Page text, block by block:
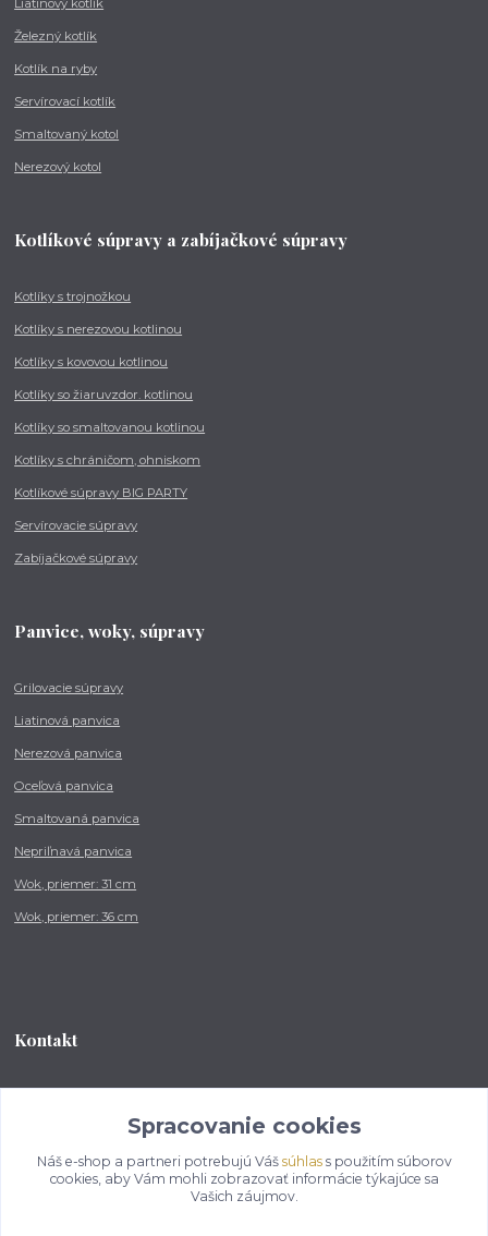
Liatinový kotlík
Železný kotlík
Kotlík na ryby
Servírovací kotlík
Smaltovaný kotol
Nerezový kotol
Kotlíkové súpravy a zabíjačkové súpravy
Kotlíky s trojnožkou
Kotlíky s nerezovou kotlinou
Kotlíky s kovovou kotlinou
Kotlíky so žiaruvzdor. kotlinou
Kotlíky so smaltovanou kotlinou
Kotlíky s chráničom, ohniskom
Kotlíkové súpravy BIG PARTY
Servírovacie súpravy
Zabíjačkové súpravy
Panvice, woky, súpravy
Grilovacie súpravy
Liatinová panvica
Nerezová panvica
Oceľová panvica
Smaltovaná panvica
Nepriľnavá panvica
Wok, priemer: 31 cm
Wok, priemer: 36 cm
Kontakt
od 8:00 - do 16:00 hod
info@kotlikovesupravy.sk
Spracovanie cookies
Náš e-shop a partneri potrebujú Váš súhlass použitím súborov
cookies, aby Vám mohli zobrazovať informácie týkajúce sa
Vašich záujmov.